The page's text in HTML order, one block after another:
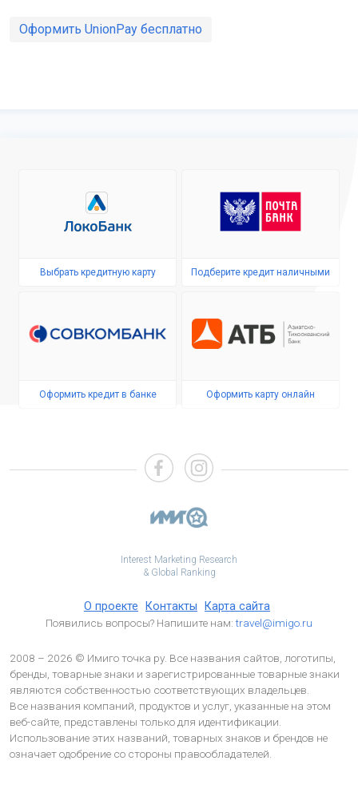
Оформить UnionPay бесплатно
Выбрать кредитную карту Подберите кредит наличными
Оформить кредит в банке Оформить карту онлайн
Interest Marketing Research
& Global Ranking
О проекте Контакты Карта сайта
Появились вопросы? Напишите нам:travel@imigo.ru
2008 – 2026 © Имиго точка ру. Все названия сайтов, логотипы,
бренды, товарные знаки и зарегистрированные товарные знаки
являются собственностью соответствующих владельцев.
Все названия компаний, продуктов и услуг, указанные на этом
веб-сайте, представлены только для идентификации.
Использование этих названий, товарных знаков и брендов не
означает одобрение со стороны правообладателей.